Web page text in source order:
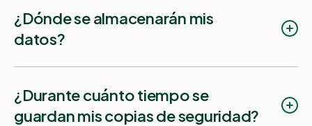
Cambiar el nombre del conector.
de la API
Gestionar el acceso de los usuarios al
conector
¿Dónde se almacenarán mis
datos?
¿Durante cuánto tiempo se
guardan mis copias de seguridad?